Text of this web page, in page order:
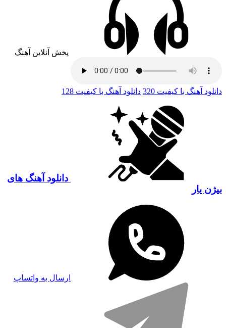
پخش آنلاین آهنگ
دانلود آهنگ با کیفیت 320 دانلود آهنگ با کیفیت 128
دانلود آهنگ های
بیژن یار
ارسال به واتساپ